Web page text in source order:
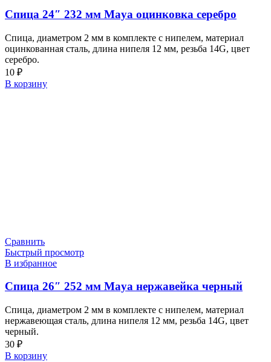
Спица 24″ 232 мм Maya оцинковка серебро
Спица, диаметром 2 мм в комплекте с нипелем, материал
оцинкованная сталь, длина нипеля 12 мм, резьба 14G, цвет
серебро.
10 ₽
В корзину
Сравнить
Быстрый просмотр
В избранное
Спица 26″ 252 мм Maya нержавейка черный
Спица, диаметром 2 мм в комплекте с нипелем, материал
нержавеющая сталь, длина нипеля 12 мм, резьба 14G, цвет
черный.
30 ₽
В корзину